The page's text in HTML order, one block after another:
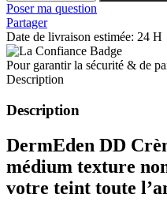
Poser ma question
Partager
Date de livraison estimée: 24 H
Pour garantir la sécurité & de
Description
Description
DermEden DD
médium texture
votre teint toute